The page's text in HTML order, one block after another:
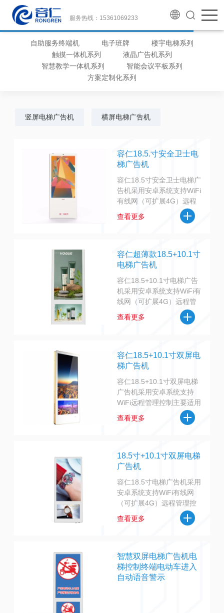
服务热线：15361069233
自助服务终端机 电子班牌
楼宇电梯系列
触摸一体机系列
液晶广告机系列
智慧教学一体机系列
智能会议平板系列
方案定制化系列
竖屏电梯广告机 横屏电梯广告机
容仁18.5.寸安全卫士电
梯广告机
容仁18.5寸安全卫士电梯广
告机采用安卓系统支持WiFi
有线网（可扩展4G）远程
管理控制主要适用于电梯广
告宣传，可定制一键报警，
查看更多
容仁超薄款18.5+10.1寸
电梯广告机
容仁18.5+10.1寸电梯广告
机采用安卓系统支持WiFi有
线网（可扩展4G）远程管
理控制主要适用于电梯广告
宣传，可定制一键报警，人
查看更多
容仁18.5+10.1寸双屏电
梯广告机
容仁18.5+10.1寸双屏电梯
广告机采用安卓系统支持
WiFi远程管理控制主要适用
于电梯广告宣传，可定制一
键报警，可视通话等物联网
查看更多
18.5寸+10.1寸双屏电梯
广告机
容仁18.5寸电梯广告机采用
安卓系统支持WiFi有线网
（可扩展4G）远程管理控
制主要适用于电梯广告宣
传，可定制一键报警，人脸
查看更多
智慧双屏电梯广告机电
梯控制终端电动车进入
自动语音警示